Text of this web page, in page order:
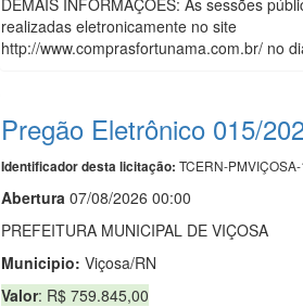
DEMAIS INFORMAÇOES: As sessões
realizadas eletronicamente no site
http://www.comprasfortunama.com.br/ no
Pregão Eletrônico 015/
Identificador desta licitação: TCERN-
Abertura 07/08/2026 00:00
PREFEITURA MUNICIPAL DE VIÇOSA
Municipio: Viçosa/RN
Valor: R$ 759.845,00